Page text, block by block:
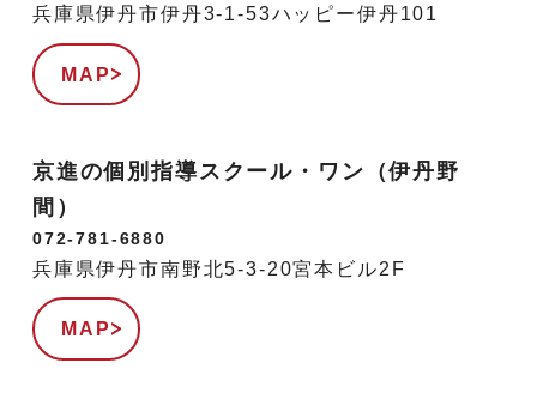
兵庫県伊丹市伊丹3-1-53ハッピー伊丹101
MAP
京進の個別指導スクール・ワン（伊丹野
間）
072-781-6880
兵庫県伊丹市南野北5-3-20宮本ビル2F
MAP